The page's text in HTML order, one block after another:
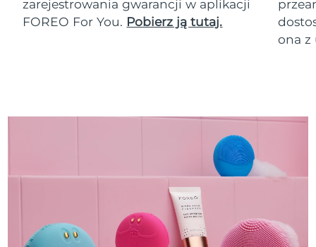
zarejestrowania gwarancji w aplikacji
FOREO For You. Pobierz ją tutaj.
ona z